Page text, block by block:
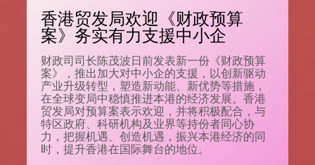
香港贸发局欢迎《财政预算
案》务实有力支援中小企
财政司司长陈茂波日前发表新一份《财政预算
案》，推出加大对中小企的支援，以创新驱动
产业升级转型，塑造新动能、新优势等措施，
在全球变局中稳慎推进本港的经济发展。香港
贸发局对预算案表示欢迎，并将积极配合，与
特区政府、科研机构及业界等持份者同心协
力，把握机遇、创造机遇，振兴本港经济的同
时，提升香港在国际舞台的地位。